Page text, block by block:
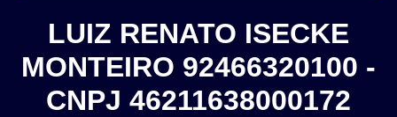
LUIZ RENATO ISECKE
MONTEIRO 92466320100 -
CNPJ 46211638000172